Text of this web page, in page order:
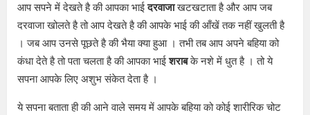
आप सपने में देखते है की आपका भाईदरवाजाखटखटाता है और आप जब
दरवाजा खोलते है तो आप देखते है की आपके भाई की आँखें तक नहीं खुलती है
। जब आप उनसे पूछते है की भैया क्या हुआ । तभी तब आप अपने बहिया को
कंधा देते है तो पता चलता है की आपका भाईशराबके नशे में धुत है । तो ये
सपना आपके लिए अशुभ संकेत देता है ।
ये सपना बताता ही की आने वाले समय में आपके बहिया को कोई शारीरिक चोट